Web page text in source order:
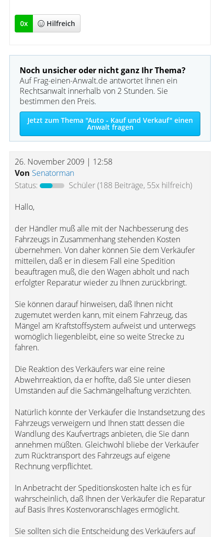
0x Hilfreich
Noch unsicher oder nicht ganz Ihr Thema?
Auf Frag-einen-Anwalt.de antwortet Ihnen ein
Rechtsanwalt innerhalb von 2 Stunden. Sie
bestimmen den Preis.
Jetzt zum Thema "Auto - Kauf und Verkauf" einen
Anwalt fragen
26. November 2009 | 12:58
Von Senatorman
Status:
Schüler(188 Beiträge, 55x hilfreich)
Hallo,
der Händler muß alle mit der Nachbesserung des
Fahrzeugs in Zusammenhang stehenden Kosten
übernehmen. Von daher können Sie dem Verkäufer
mitteilen, daß er in diesem Fall eine Spedition
beauftragen muß, die den Wagen abholt und nach
erfolgter Reparatur wieder zu Ihnen zurückbringt.
Sie können darauf hinweisen, daß Ihnen nicht
zugemutet werden kann, mit einem Fahrzeug, das
Mängel am Kraftstoffsystem aufweist und unterwegs
womöglich liegenbleibt, eine so weite Strecke zu
fahren.
Die Reaktion des Verkäufers war eine reine
Abwehrreaktion, da er hoffte, daß Sie unter diesen
Umständen auf die Sachmängelhaftung verzichten.
Natürlich könnte der Verkäufer die Instandsetzung des
Fahrzeugs verweigern und Ihnen statt dessen die
Wandlung des Kaufvertrags anbieten, die Sie dann
annehmen müßten. Gleichwohl bliebe der Verkäufer
zum Rücktransport des Fahrzeugs auf eigene
Rechnung verpflichtet.
In Anbetracht der Speditionskosten halte ich es für
wahrscheinlich, daß Ihnen der Verkäufer die Reparatur
auf Basis Ihres Kostenvoranschlages ermöglicht.
Sie sollten sich die Entscheidung des Verkäufers auf